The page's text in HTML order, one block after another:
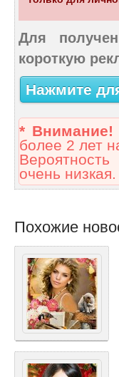
Для
короткую
Нажмите
* Внимание!
более 2 лет
очень низкая.
Похожие